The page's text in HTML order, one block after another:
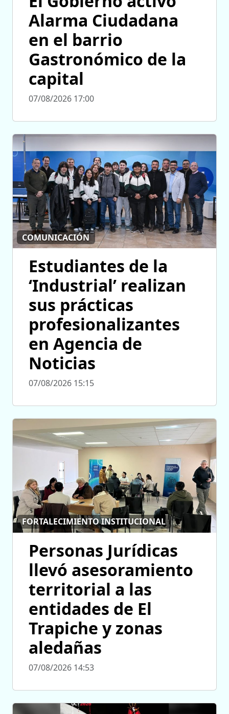
Alarma Ciudadana
en el barrio
Gastronómico de la
capital
07/08/2026 17:00
COMUNICACIÓN
Estudiantes de la
‘Industrial’ realizan
sus prácticas
profesionalizantes
en Agencia de
Noticias
07/08/2026 15:15
FORTALECIMIENTO INSTITUCIONAL
Personas Jurídicas
llevó asesoramiento
territorial a las
entidades de El
Trapiche y zonas
aledañas
07/08/2026 14:53